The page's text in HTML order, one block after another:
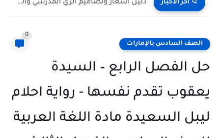
📁 آخر الأخبار دليل أسعار وتصاميم الزي المدرسي والرياضي للمدارس الحكومية فى الامارات...
الصف السادس بالإمارات
0
حل الفصل الرابع – السيدة
يعقوب تقدم نفسها - رواية احلام
ليبل السعيدة مادة اللغة العربية